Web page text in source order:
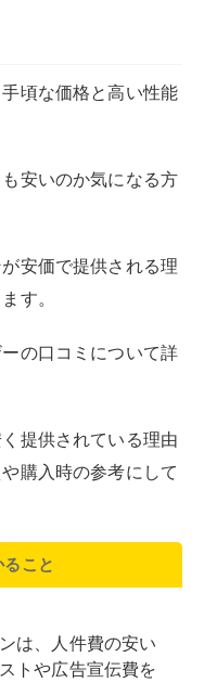
頃な価格と高い性能
安いのか気になる方
安価で提供される理
す。
の口コミについて詳
提供されている理由
購入時の参考にして
こと
は、人件費の安い
トや広告宣伝費を